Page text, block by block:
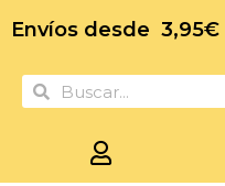
Envíos desde 3,95€